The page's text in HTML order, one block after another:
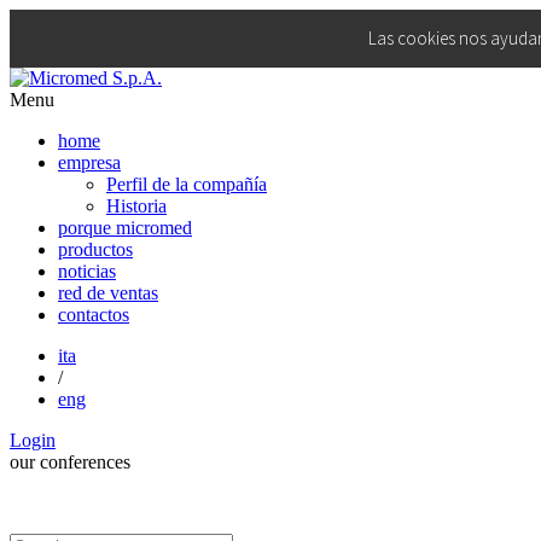
Las cookies nos
Menu
home
empresa
Perfil de la compañía
Historia
porque micromed
productos
noticias
red de ventas
contactos
ita
/
eng
Login
our conferences